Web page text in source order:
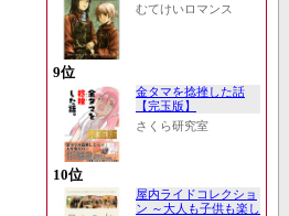
むてけいロマンス
9位
金タマを捻挫した話
【完玉版】
さくら研究室
10位
屋内ライドコレクショ
ン ～大人も子供も楽し